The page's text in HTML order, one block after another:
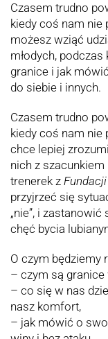
Czasem trudno
kiedy coś nam nie
możesz wziąć
młodych,
granice i jak
do siebie i innych.
Czasem trudno
kiedy coś nam nie
chce lepiej
nich z
trenerek z
przyjrzeć się
„nie”, i
chęć bycia
O czym będziemy
– czym są granice
– co się w nas
nasz komfort,
– jak mówić o